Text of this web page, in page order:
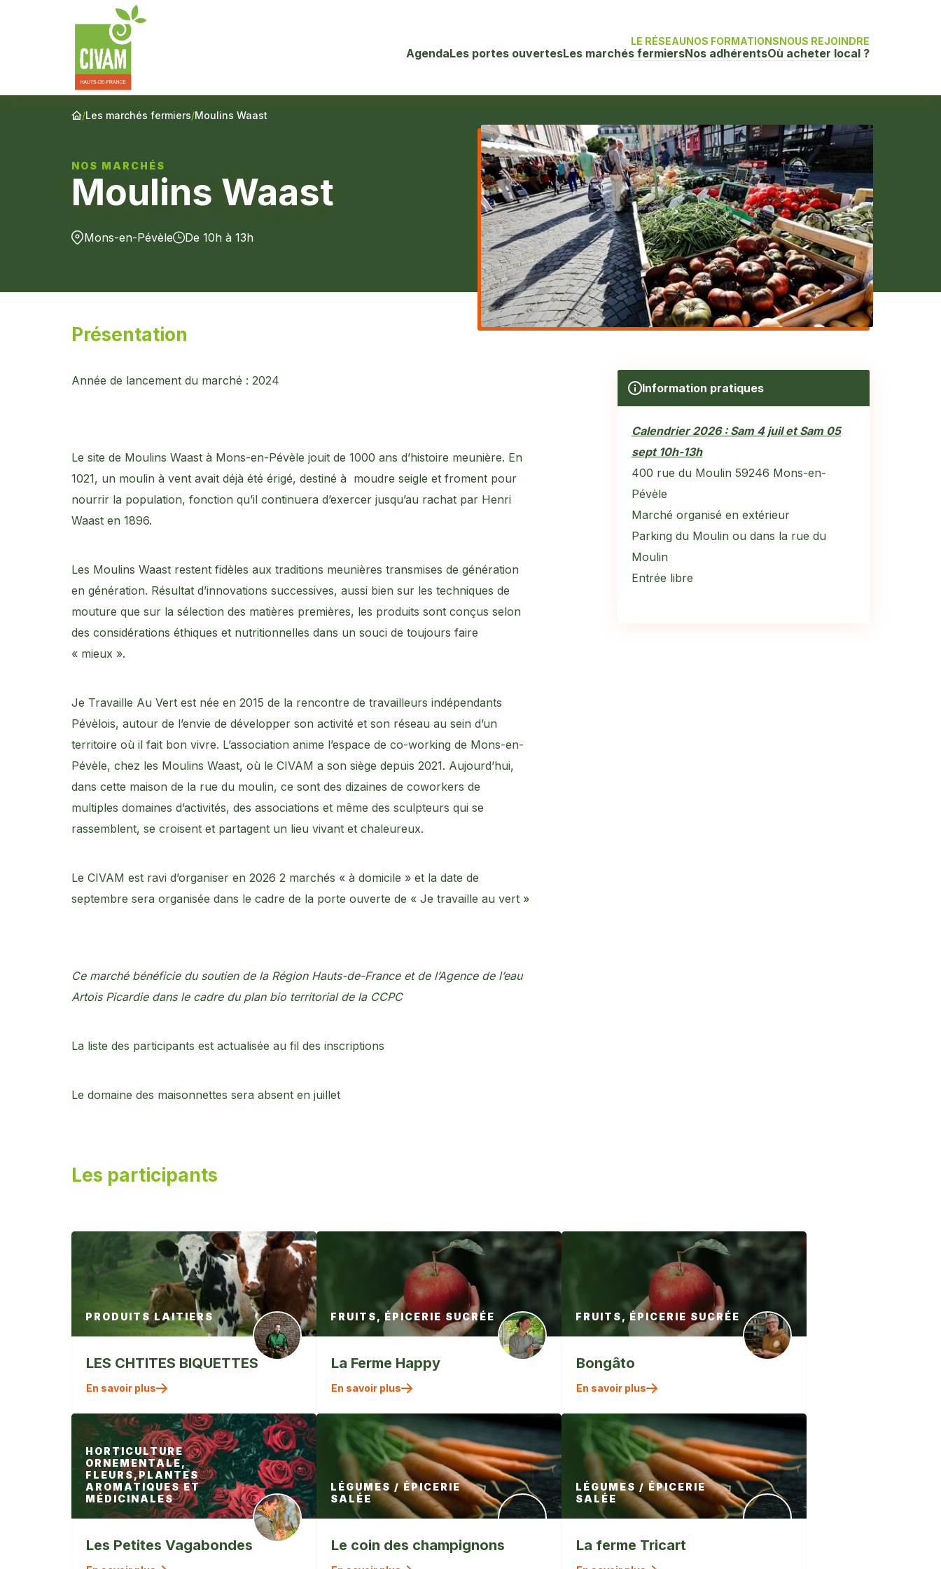
LE RÉSEAUNOS FORMATIONSNOUS REJOINDRE
AgendaLes portes ouvertesLes marchés fermiersNos adhérentsOù acheter local ?
/Les marchés fermiers/Moulins Waast
NOS MARCHÉS
Moulins Waast
Mons-en-Pévèle De 10h à 13h
Présentation
Année de lancement du marché : 2024
Le site de Moulins Waast à Mons-en-Pévèle jouit de 1000 ans d’histoire meunière. En
1021, un moulin à vent avait déjà été érigé, destiné à moudre seigle et froment pour
nourrir la population, fonction qu’il continuera d’exercer jusqu’au rachat par Henri
Waast en 1896.
Les Moulins Waast restent fidèles aux traditions meunières transmises de génération
en génération. Résultat d’innovations successives, aussi bien sur les techniques de
mouture que sur la sélection des matières premières, les produits sont conçus selon
des considérations éthiques et nutritionnelles dans un souci de toujours faire
« mieux ».
Je Travaille Au Vert est née en 2015 de la rencontre de travailleurs indépendants
Pévèlois, autour de l’envie de développer son activité et son réseau au sein d’un
territoire où il fait bon vivre. L’association anime l’espace de co-working de Mons-en-
Pévèle, chez les Moulins Waast, où le CIVAM a son siège depuis 2021. Aujourd’hui,
dans cette maison de la rue du moulin, ce sont des dizaines de coworkers de
multiples domaines d’activités, des associations et même des sculpteurs qui se
rassemblent, se croisent et partagent un lieu vivant et chaleureux.
Le CIVAM est ravi d’organiser en 2026 2 marchés « à domicile » et la date de
septembre sera organisée dans le cadre de la porte ouverte de « Je travaille au vert »
Ce marché bénéficie du soutien de la Région Hauts-de-France et de l’Agence de l’eau
Artois Picardie dans le cadre du plan bio territorial de la CCPC
La liste des participants est actualisée au fil des inscriptions
Le domaine des maisonnettes sera absent en juillet
Information pratiques
Calendrier 2026 : Sam 4 juil et Sam 05
sept 10h-13h
400 rue du Moulin 59246 Mons-en-
Pévèle
Marché organisé en extérieur
Parking du Moulin ou dans la rue du
Moulin
Entrée libre
Les participants
PRODUITS LAITIERS
" alt=""
LES CHTITES BIQUETTES
En savoir plus
FRUITS, ÉPICERIE SUCRÉE
La Ferme Happy
En savoir plus
FRUITS, ÉPICERIE SUCRÉE
Bongâto
En savoir plus
HORTICULTURE
ORNEMENTALE,
FLEURS,PLANTES
AROMATIQUES ET
MÉDICINALES
Les Petites Vagabondes
LÉGUMES / ÉPICERIE
SALÉE
" alt=""
Le coin des champignons
LÉGUMES / ÉPICERIE
SALÉE
La ferme Tricart